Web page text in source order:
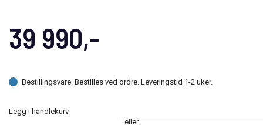
39 990,-
Bestillingsvare. Bestilles ved ordre. Leveringstid 1-2 uker.
Legg i handlekurv
eller